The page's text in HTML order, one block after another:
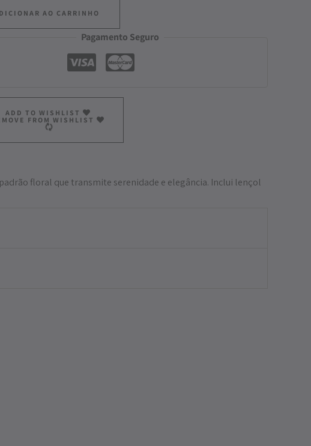
AO CARRINHO
Pagamento Seguro
ADD TO WISHLIST
FROM WISHLIST
floral que transmite serenidade e elegância. Inclui lençol